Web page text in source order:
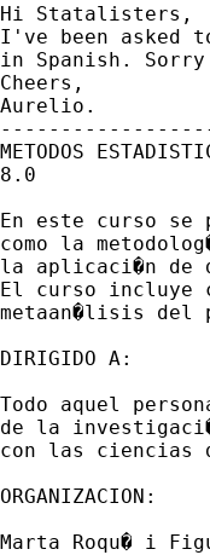
Hi Statalisters,
I've been asked
in Spanish.
Cheers,
Aurelio.
METODOS
8.0
En este curso se
como la
la aplicaci�n de
El curso incluye
metaan�lisis del
DIRIGIDO A:
Todo aquel
de la
con las ciencias
ORGANIZACION:
Marta Roqu� i